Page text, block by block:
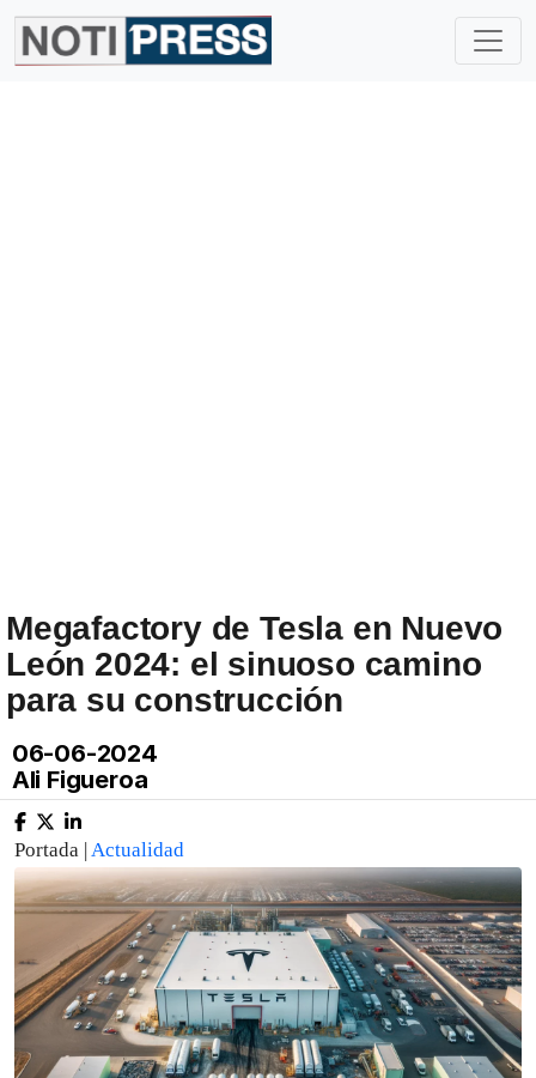
Megafactory de Tesla en Nuevo
León 2024: el sinuoso camino
para su construcción
06-06-2024
Ali Figueroa
Portada |Actualidad